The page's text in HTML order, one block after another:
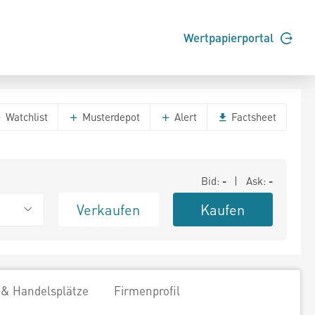
Wertpapierportal
Watchlist Musterdepot Alert Factsheet
Bid: - | Ask: -
Verkaufen Kaufen
Handelsplätze Firmenprofil